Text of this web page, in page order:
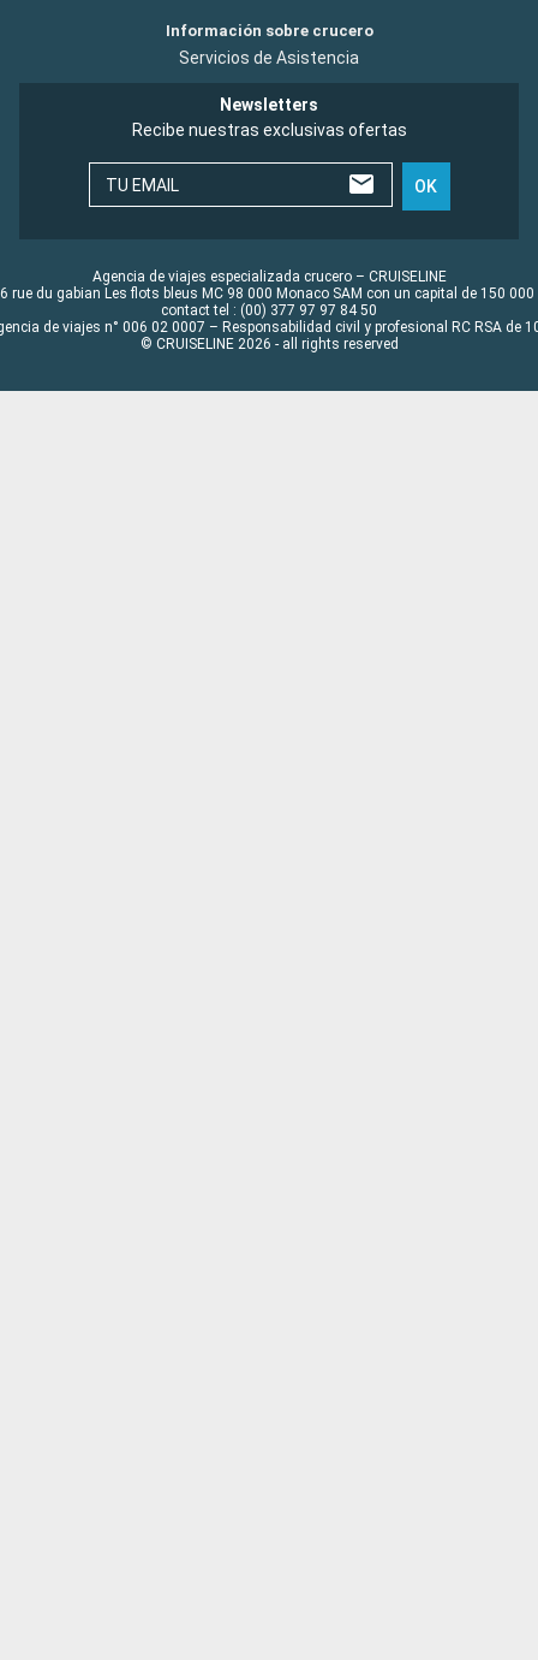
Información sobre crucero
Servicios de Asistencia
Newsletters
Recibe nuestras exclusivas ofertas
TU EMAIL OK
Agencia de viajes especializada crucero – CRUISELINE
rue du gabian Les flots bleus MC 98 000 Monaco SAM con un capital de 150 000
contact tel : (00) 377 97 97 84 50
de viajes n° 006 02 0007 – Responsabilidad civil y profesional RC RSA de
© CRUISELINE 2026 - all rights reserved